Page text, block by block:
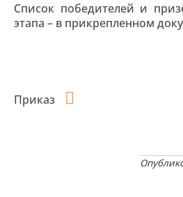
Список победителей и
этапа – в прикрепленном
Приказ